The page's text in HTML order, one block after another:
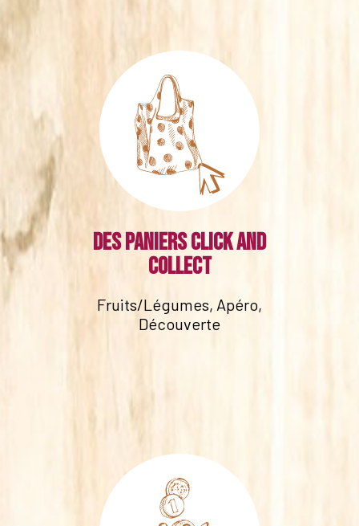
Des paniers click and
collect
Fruits/Légumes, Apéro,
Découverte